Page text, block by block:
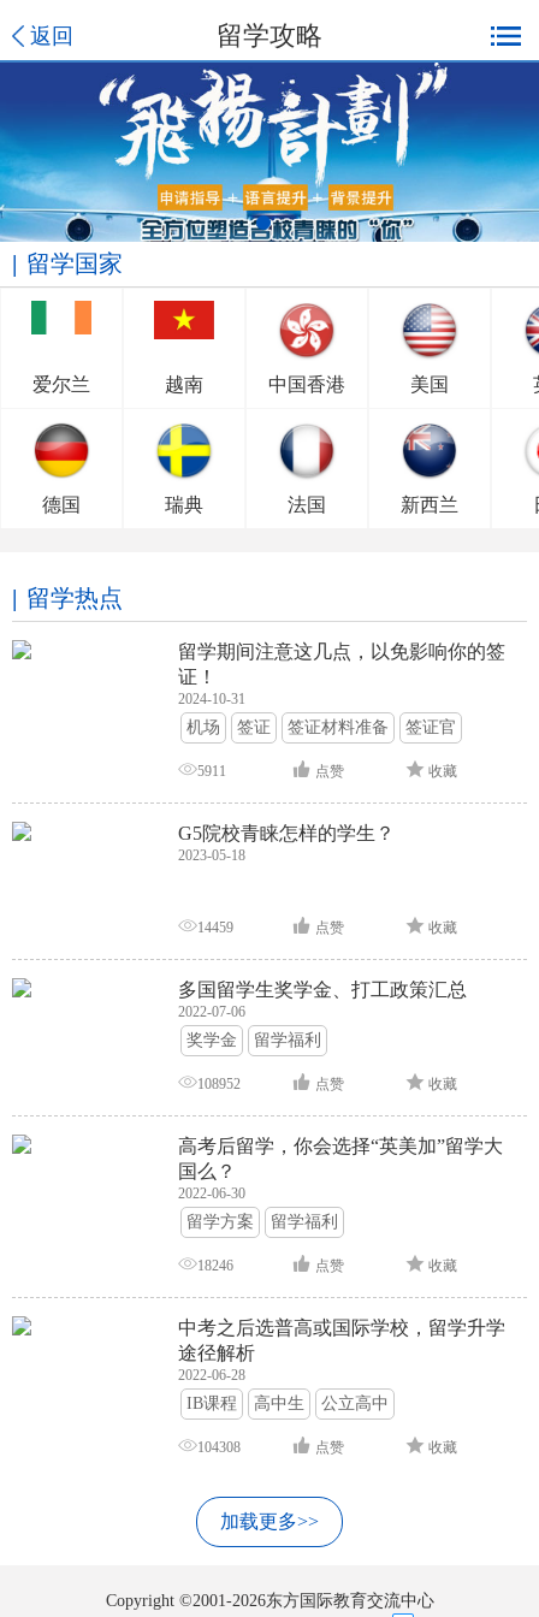
返回 留学攻略
留学国家
爱尔兰 越南 中国香港 美国
德国 瑞典 法国 新西兰
留学热点
留学期间注意这几点，以免影响你的签
证！
2024-10-31
机场 签证 签证材料准备 签证官
签证面试 签证申请攻略
5911 点赞 收藏
G5院校青睐怎样的学生？
2023-05-18
14459 点赞 收藏
多国留学生奖学金、打工政策汇总
2022-07-06
奖学金 留学福利
108952 点赞 收藏
高考后留学，你会选择“英美加”留学大
国么？
2022-06-30
留学方案 留学福利
18246 点赞 收藏
中考之后选普高或国际学校，留学升学
途径解析
2022-06-28
IB课程 高中生 公立高中
104308 点赞 收藏
加载更多>>
Copyright ©2001-2026东方国际教育交流中心